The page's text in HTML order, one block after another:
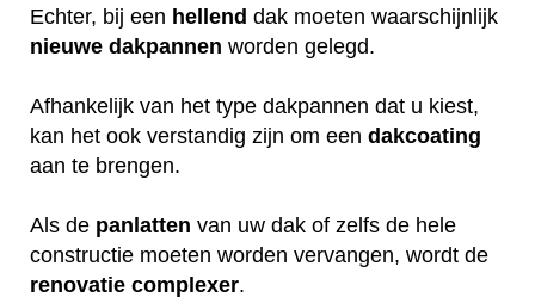
Echter, bij een hellend dak moeten waarschijnlijk
nieuwe dakpannen worden gelegd.
Afhankelijk van het type dakpannen dat u kiest,
kan het ook verstandig zijn om een dakcoating
aan te brengen.
Als de panlatten van uw dak of zelfs de hele
constructie moeten worden vervangen, wordt de
renovatie complexer.